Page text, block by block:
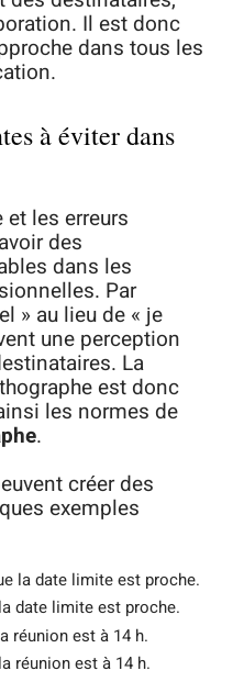
Il est donc
dans tous les
à éviter dans
et les erreurs
des
dans les
Par
» au lieu de « je
une perception
La
est donc
les normes de
.
créer des
exemples
la date limite est proche.
date limite est proche.
réunion est à 14 h.
réunion est à 14 h.